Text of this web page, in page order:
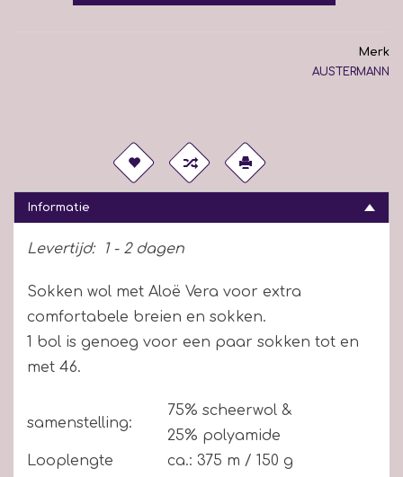
Merk
AUSTERMANN
Informatie
Levertijd: 1 - 2 dagen
Sokken wol met Aloë Vera voor extra
comfortabele breien en sokken.
1 bol is genoeg voor een paar sokken tot en
met 46.
samenstelling:
75% scheerwol &
25% polyamide
Looplengte
ca.: 375 m / 150 g